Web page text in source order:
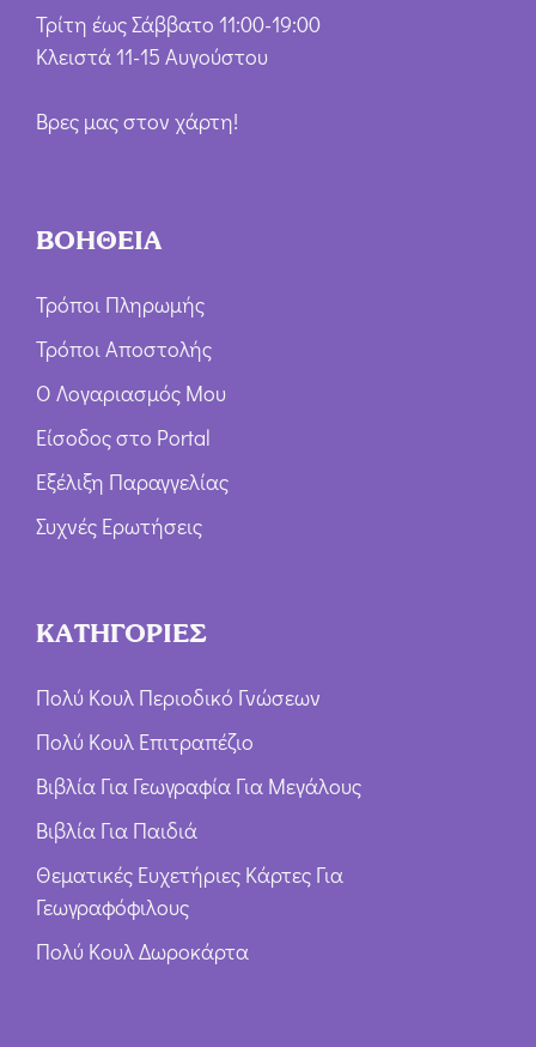
Τρίτη έως Σάββατο 11:00-19:00
Κλειστά 11-15 Αυγούστου
Βρες μας στον χάρτη!
ΒΟΗΘΕΙΑ
Τρόποι Πληρωμής
Τρόποι Αποστολής
Ο Λογαριασμός Μου
Είσοδος στο Portal
Εξέλιξη Παραγγελίας
Συχνές Ερωτήσεις
ΚΑΤΗΓΟΡΙΕΣ
Πολύ Κουλ Περιοδικό Γνώσεων
Πολύ Κουλ Επιτραπέζιο
Βιβλία Για Γεωγραφία Για Μεγάλους
Βιβλία Για Παιδιά
Θεματικές Ευχετήριες Κάρτες Για
Γεωγραφόφιλους
Πολύ Κουλ Δωροκάρτα